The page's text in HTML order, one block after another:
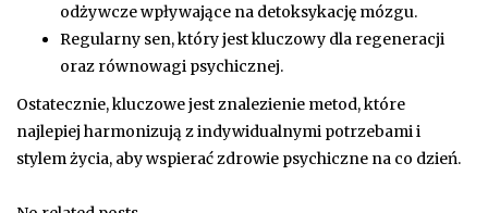
odżywcze wpływające na detoksykację mózgu.
Regularny sen, który jest kluczowy dla regeneracji
oraz równowagi psychicznej.
Ostatecznie, kluczowe jest znalezienie metod, które
najlepiej harmonizują z indywidualnymi potrzebami i
stylem życia, aby wspierać zdrowie psychiczne na co dzień.